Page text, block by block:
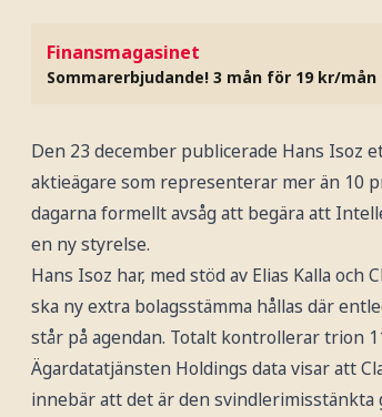
Finansmagasinet
Sommarerbjudande! 3 mån för 19 kr/mån
Den 23 december publicerade Hans Isoz
aktieägare som representerar mer än 10
dagarna formellt avsåg att begära att
en ny styrelse.
Hans Isoz har, med stöd av Elias Kalla
ska ny extra bolagsstämma hållas där
står på agendan. Totalt kontrollerar trion
Ägardatatjänsten Holdings data visar att
innebär att det är den